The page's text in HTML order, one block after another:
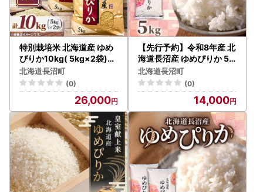
特別栽培米 北海道産 ゆめ
ぴりか10kg( 5kg×2袋)玄
米! 特A【1745551】
北海道長沼町
(0)
26,000
【先行予約】令和8年産 北
海道長沼産 ゆめぴりか 5k
g 精米 特A 契約栽培米【17
45554】
北海道長沼町
(0)
14,000